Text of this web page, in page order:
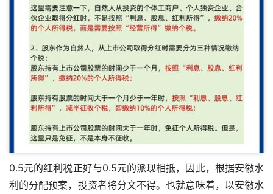
0.5元的红利税正好与0.5元的派现相抵，因此，根据安徽水
利的分配预案，投资者将分文不得。也就意味着，以安徽水